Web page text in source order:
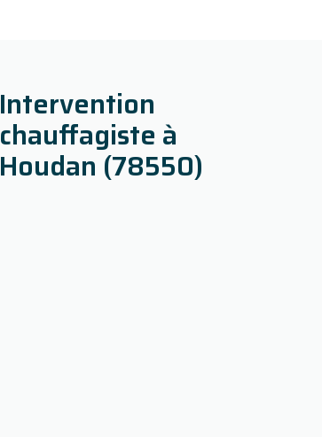
Intervention
chauffagiste à
Houdan (78550)